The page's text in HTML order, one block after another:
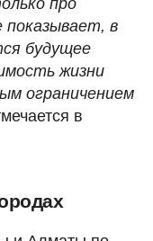
про
показывает, в
будущее
жизни
ограничением
в